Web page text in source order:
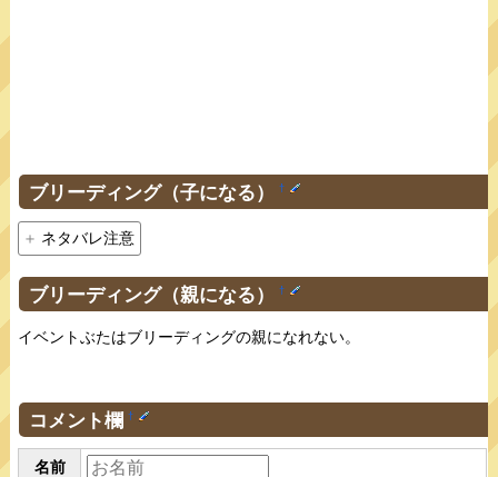
ブリーディング（子になる） †
ネタバレ注意
ブリーディング（親になる） †
イベントぶたはブリーディングの親になれない。
コメント欄 †
名前